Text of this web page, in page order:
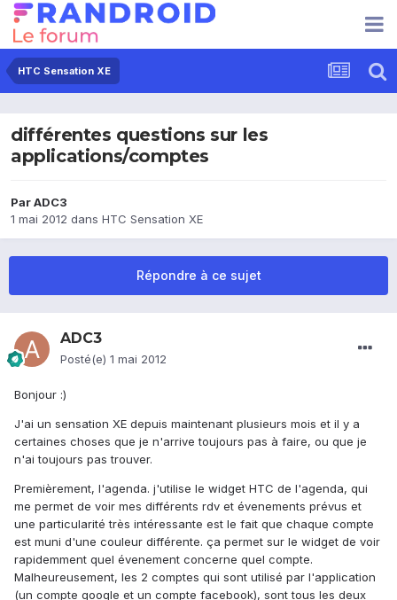
HTC Sensation XE
différentes questions sur les
applications/comptes
ParADC3
1 mai 2012 dans HTC Sensation XE
Répondre à ce sujet
ADC3
Posté(e) 1 mai 2012
Bonjour :)
J'ai un sensation XE depuis maintenant plusieurs mois et il y a
certaines choses que je n'arrive toujours pas à faire, ou que je
n'ai toujours pas trouver.
Premièrement, l'agenda. j'utilise le widget HTC de l'agenda, qui
me permet de voir mes différents rdv et évenements prévus et
une particularité très intéressante est le fait que chaque compte
est muni d'une couleur différente. ça permet sur le widget de voir
rapidemment quel évenement concerne quel compte.
Malheureusement, les 2 comptes qui sont utilisé par l'application
(un compte google et un compte facebook), sont tous les deux